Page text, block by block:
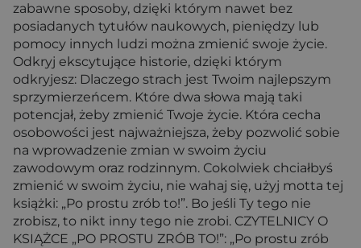
zabawne sposoby, dzięki którym nawet bez
posiadanych tytułów naukowych, pieniędzy lub
pomocy innych ludzi można zmienić swoje życie.
Odkryj ekscytujące historie, dzięki którym
odkryjesz: Dlaczego strach jest Twoim najlepszym
sprzymierzeńcem. Które dwa słowa mają taki
potencjał, żeby zmienić Twoje życie. Która cecha
osobowości jest najważniejsza, żeby pozwolić sobie
na wprowadzenie zmian w swoim życiu
zawodowym oraz rodzinnym. Cokolwiek chciałbyś
zmienić w swoim życiu, nie wahaj się, użyj motta tej
książki: „Po prostu zrób to!”. Bo jeśli Ty tego nie
zrobisz, to nikt inny tego nie zrobi. CZYTELNICY O
KSIĄŻCE „PO PROSTU ZRÓB TO!”: „Po prostu zrób